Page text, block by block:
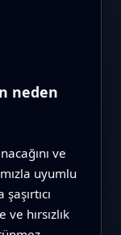
neden
ve
uyumlu
hırsızlık